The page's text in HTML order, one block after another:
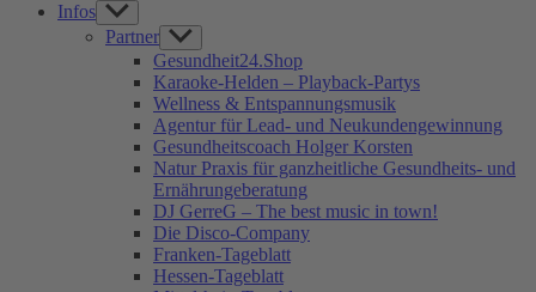
Infos Show
sub
menu
Partner Show
sub
menu
Gesundheit24.Shop
Karaoke-Helden – Playback-Partys
Wellness & Entspannungsmusik
Agentur für Lead- und Neukundengewinnung
Gesundheitscoach Holger Korsten
Natur Praxis für ganzheitliche Gesundheits- und
Ernährungeberatung
DJ GerreG – The best music in town!
Die Disco-Company
Franken-Tageblatt
Hessen-Tageblatt